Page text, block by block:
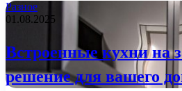
Разное
01.08.2025
Встроенные кухни на
решение для вашего